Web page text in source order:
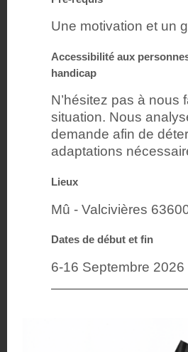
Une motivation et un
Accessibilité aux
handicap
N’hésitez pas à nous
situation. Nous
demande afin de
adaptations
Lieux
Mû - Valcivières
Dates de début et fin
6-16 Septembre 2026